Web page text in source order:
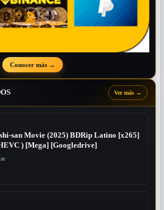
Conocer más →
Ver más →
san Movie (2025) BDRip Latino [x265]
) [Mega] [Googledrive]